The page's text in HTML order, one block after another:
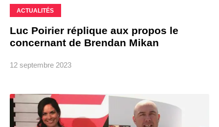
ACTUALITÉS
Luc Poirier réplique aux propos le
concernant de Brendan Mikan
12 septembre 2023